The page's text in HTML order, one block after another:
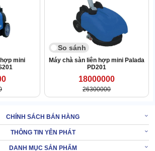
cùng nước/hóa chất dẫn xuống sẽ giúp chà
mini
So sánh
Máy chà sàn liên hợp mini Palada
PD201
18000000
26300000
CHÍNH SÁCH BÁN HÀNG
THÔNG TIN YÊN PHÁT
DANH MỤC SẢN PHẨM